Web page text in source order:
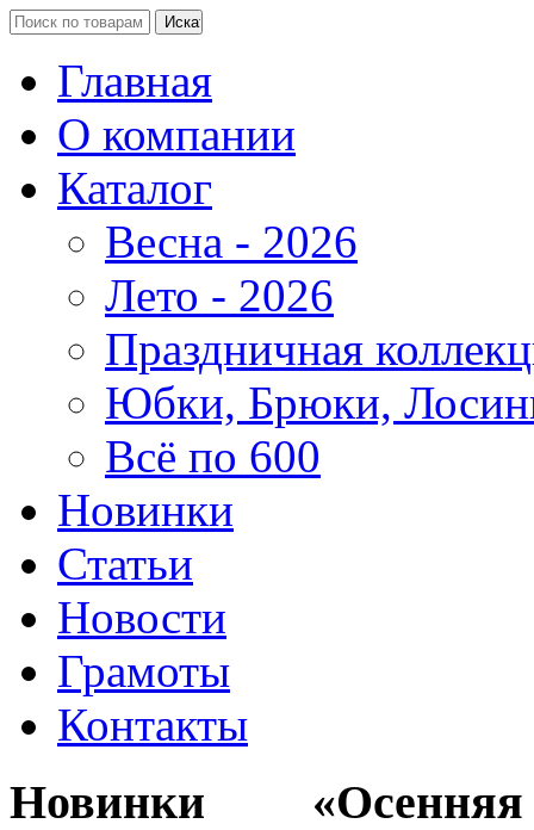
Главная
О компании
Каталог
Весна - 2026
Лето - 2026
Праздничная
Юбки, Брюки,
Всё по 600
Новинки
Статьи
Новости
Грамоты
Контакты
Новинки «Осенняя